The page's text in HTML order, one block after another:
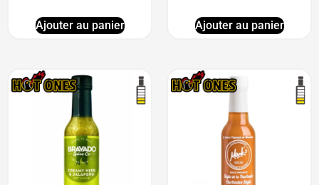
Ajouter au panier Ajouter au panier